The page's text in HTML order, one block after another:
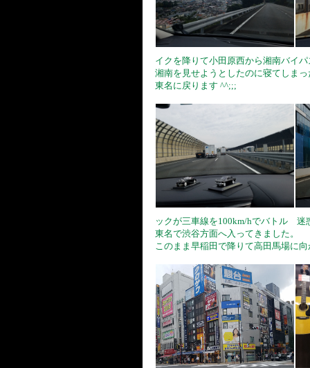
イクを降りて小田原西から湘南バイパ
湘南を見せようとしたのに寝てしまっ
東名に戻ります ^^;;;
ックが三車線を100km/hでバトル 迷
東名で渋谷方面へ入ってきました。
このまま早稲田で降りて高田馬場に